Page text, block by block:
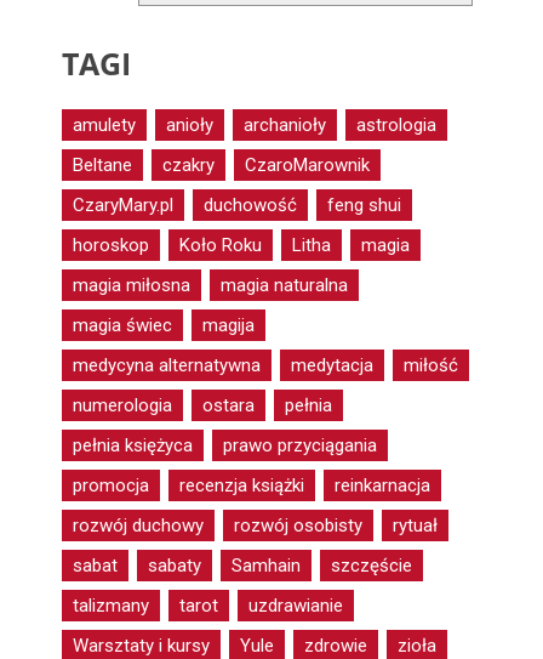
TAGI
amulety anioły archanioły
astrologia
Beltane
czakry
CzaroMarownik
CzaryMary.pl
duchowość
feng shui
horoskop
Koło Roku Litha
magia
magia miłosna
magia naturalna
magia świec
magija
medycyna alternatywna
medytacja
miłość
numerologia
ostara
pełnia
pełnia księżyca
prawo przyciągania
promocja
recenzja książki
reinkarnacja
rozwój duchowy
rozwój osobisty
rytuał
sabat
sabaty Samhain
szczęście
talizmany
tarot
uzdrawianie
Warsztaty i kursy
Yule zdrowie
zioła